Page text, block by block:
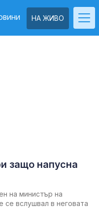
НА ЖИВО
защо напусна
на министър на
се вслушвал в неговата